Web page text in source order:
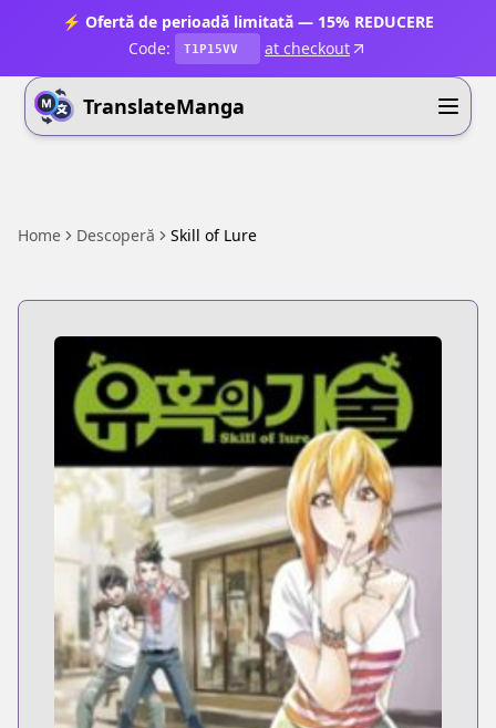
⚡ Ofertă de perioadă limitată — 15% REDUCERE
Code:
T1P15VV at checkout
TranslateManga
Home Descoperă Skill of Lure